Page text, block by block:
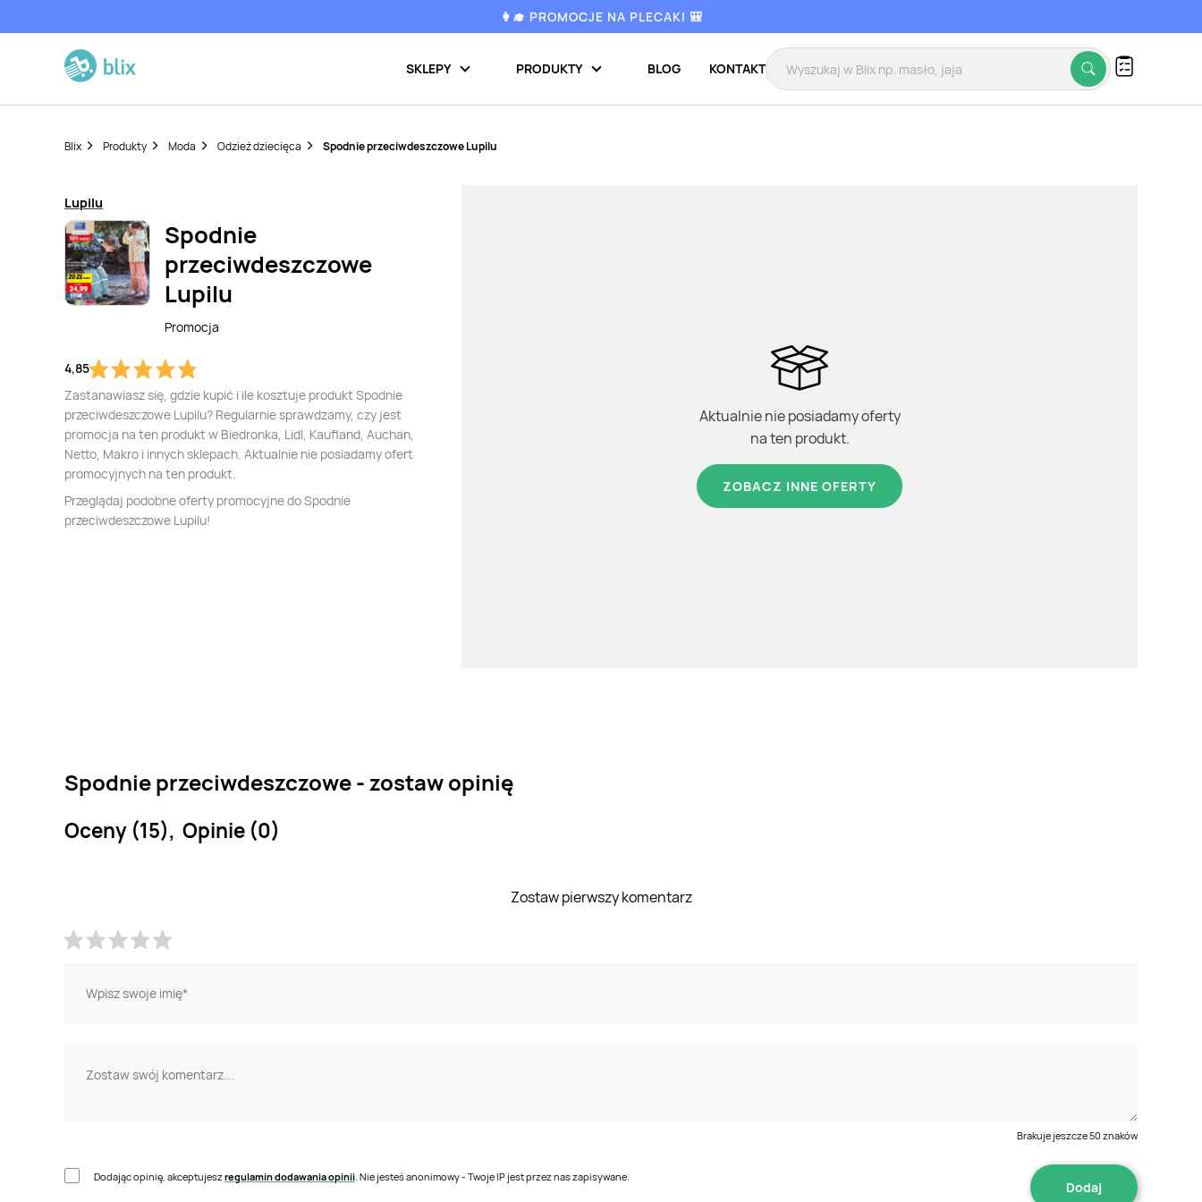
👩‍🎓 PROMOCJE NA PLECAKI 🎒
SKLEPY PRODUKTY BLOG KONTAKT
Blix Produkty Moda Odzież dziecięca Spodnie przeciwdeszczowe Lupilu
Lupilu
Spodnie
przeciwdeszczowe
Lupilu
Promocja
4,85
Zastanawiasz się, gdzie kupić i ile kosztuje produkt Spodnie
przeciwdeszczowe Lupilu? Regularnie sprawdzamy, czy jest
promocja na ten produkt w Biedronka, Lidl, Kaufland, Auchan,
Netto, Makro i innych sklepach. Aktualnie nie posiadamy ofert
promocyjnych na ten produkt.
Przeglądaj podobne oferty promocyjne do Spodnie
przeciwdeszczowe Lupilu!
Aktualnie nie posiadamy oferty
na ten produkt.
ZOBACZ INNE OFERTY
Spodnie przeciwdeszczowe - zostaw opinię
Oceny (15), Opinie (0)
Zostaw pierwszy komentarz
Brakuje jeszcze50 znaków
Dodając opinię, akceptujeszregulamin dodawania opinii . Nie jesteś anonimowy - Twoje IP jest przez nas zapisywane.